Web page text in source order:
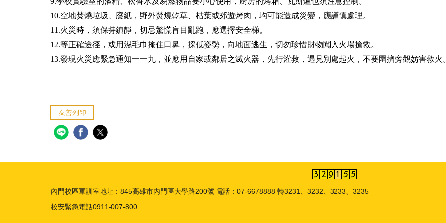
10.空地焚燒垃圾、廢紙，野外焚燒乾草、枯葉或郊遊烤肉，均可能造成災變，應謹慎處理。
11.火災時，須保持鎮靜，切忌驚慌盲目亂跑，應選擇安全梯。
12.等正確途徑，或用濕毛巾掩住口鼻，採低姿勢，向地面逃生，切勿珍惜財物闖入火場搶救。
13.發現火災應緊急通知一一九，並應用自家或鄰居之滅火器，先行灌救，遇見別處起火，不要圍擠旁觀妨害救火。
友善列印
內門校區軍訓室地址：845高雄市內門區大學路200號 電話：07-6678888 轉3231、3232、3233、3235
校安緊急電話0911-007-800